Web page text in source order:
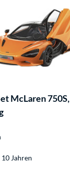
McLaren 750S,
Jahren